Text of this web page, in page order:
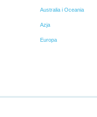
Australia i Oceania
Azja
Europa